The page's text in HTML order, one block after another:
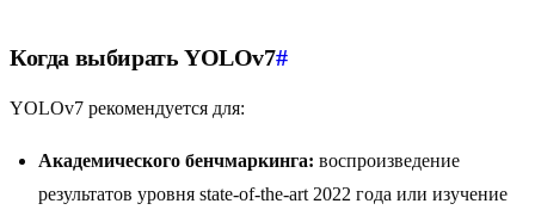
Когда выбирать YOLOv7#
YOLOv7 рекомендуется для:
Академического бенчмаркинга: воспроизведение
результатов уровня state-of-the-art 2022 года или изучение